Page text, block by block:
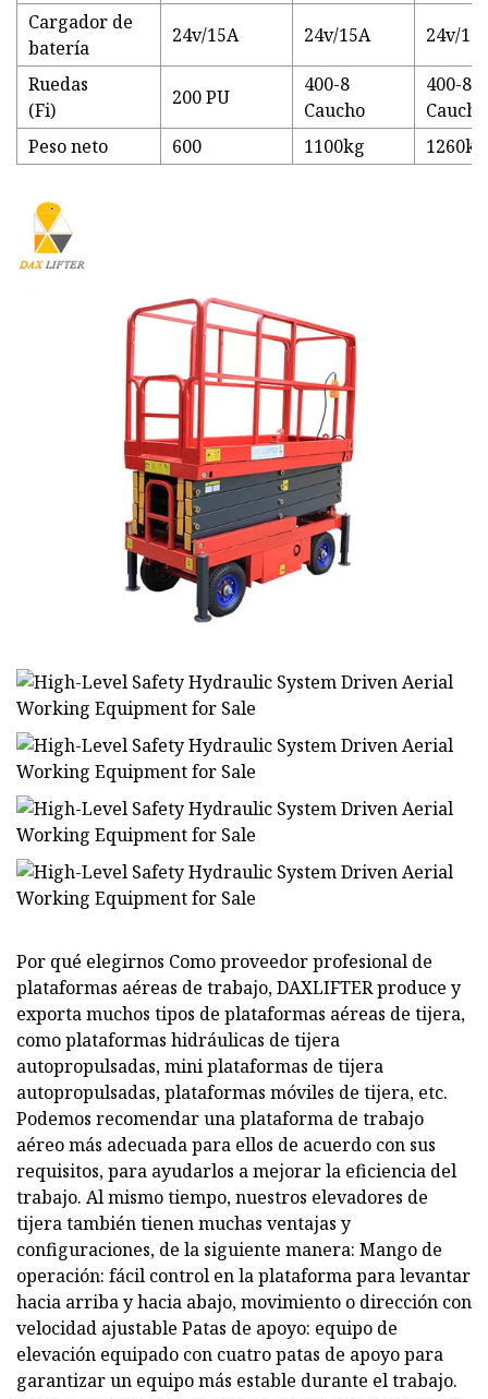
Cargador de
batería
24v/15A 24v/15A 24v/
Ruedas
(Fi)
200 PU
400-8
Caucho
400-8
Caucho
Peso neto
600 1100kg 1260kg
Por qué elegirnos Como proveedor profesional de
plataformas aéreas de trabajo, DAXLIFTER produce y
exporta muchos tipos de plataformas aéreas de tijera,
como plataformas hidráulicas de tijera
autopropulsadas, mini plataformas de tijera
autopropulsadas, plataformas móviles de tijera, etc.
Podemos recomendar una plataforma de trabajo
aéreo más adecuada para ellos de acuerdo con sus
requisitos, para ayudarlos a mejorar la eficiencia del
trabajo. Al mismo tiempo, nuestros elevadores de
tijera también tienen muchas ventajas y
configuraciones, de la siguiente manera: Mango de
operación: fácil control en la plataforma para levantar
hacia arriba y hacia abajo, movimiento o dirección con
velocidad ajustable Patas de apoyo: equipo de
elevación equipado con cuatro patas de apoyo para
garantizar un equipo más estable durante el trabajo.